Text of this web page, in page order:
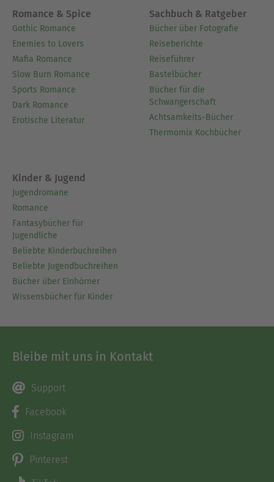
Romance & Spice
Gothic Romance
Enemies to Lovers
Mafia Romance
Slow Burn Romance
Sports Romance
Dark Romance
Erotische Literatur
Sachbuch & Ratgeber
Bücher über Fotografie
Reiseberichte
Reiseführer
Bastelbücher
Bücher für die
Schwangerschaft
Achtsamkeits-Bücher
Thermomix Kochbücher
Kinder & Jugend
Jugendromane
Romance
Fantasybücher für
Jugendliche
Beliebte Kinderbuchreihen
Beliebte Jugendbuchreihen
Bücher über Einhörner
Wissensbücher für Kinder
Bleibe mit uns in Kontakt
Support
Facebook
Instagram
Pinterest